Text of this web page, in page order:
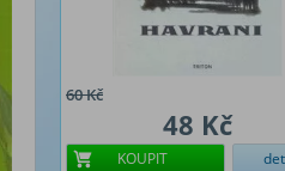
60 Kč
48 Kč
KOUPIT